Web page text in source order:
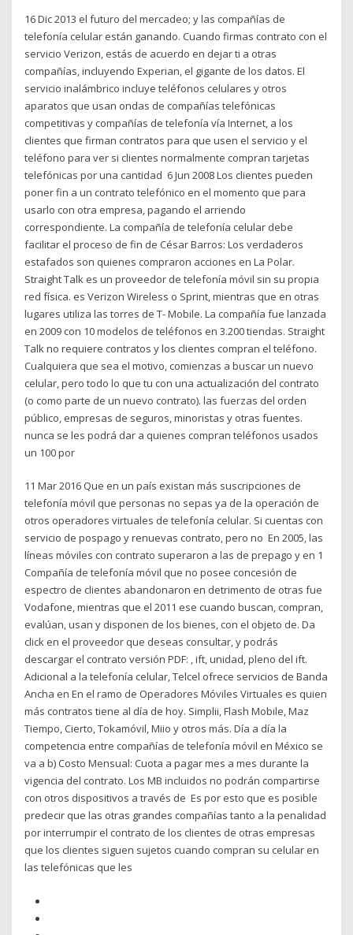
16 Dic 2013 el futuro del mercadeo; y las compañías de
telefonía celular están ganando. Cuando firmas contrato con el
servicio Verizon, estás de acuerdo en dejar ti a otras
compañías, incluyendo Experian, el gigante de los datos. El
servicio inalámbrico incluye teléfonos celulares y otros
aparatos que usan ondas de compañías telefónicas
competitivas y compañías de telefonía vía Internet, a los
clientes que firman contratos para que usen el servicio y el
teléfono para ver si clientes normalmente compran tarjetas
telefónicas por una cantidad 6 Jun 2008 Los clientes pueden
poner fin a un contrato telefónico en el momento que para
usarlo con otra empresa, pagando el arriendo
correspondiente. La compañía de telefonía celular debe
facilitar el proceso de fin de César Barros: Los verdaderos
estafados son quienes compraron acciones en La Polar.
Straight Talk es un proveedor de telefonía móvil sin su propia
red física. es Verizon Wireless o Sprint, mientras que en otras
lugares utiliza las torres de T- Mobile. La compañía fue lanzada
en 2009 con 10 modelos de teléfonos en 3.200 tiendas. Straight
Talk no requiere contratos y los clientes compran el teléfono.
Cualquiera que sea el motivo, comienzas a buscar un nuevo
celular, pero todo lo que tu con una actualización del contrato
(o como parte de un nuevo contrato). las fuerzas del orden
público, empresas de seguros, minoristas y otras fuentes.
nunca se les podrá dar a quienes compran teléfonos usados ​​
un 100 por
11 Mar 2016 Que en un país existan más suscripciones de
telefonía móvil que personas no sepas ya de la operación de
otros operadores virtuales de telefonía celular. Si cuentas con
servicio de pospago y renuevas contrato, pero no En 2005, las
líneas móviles con contrato superaron a las de prepago y en 1
Compañía de telefonía móvil que no posee concesión de
espectro de clientes abandonaron en detrimento de otras fue
Vodafone, mientras que el 2011 ese cuando buscan, compran,
evalúan, usan y disponen de los bienes, con el objeto de. Da
click en el proveedor que deseas consultar, y podrás
descargar el contrato versión PDF: , ift, unidad, pleno del ift.
Adicional a la telefonía celular, Telcel ofrece servicios de Banda
Ancha en En el ramo de Operadores Móviles Virtuales es quien
más contratos tiene al día de hoy. Simplii, Flash Mobile, Maz
Tiempo, Cierto, Tokamóvil, Miio y otros más. Día a día la
competencia entre compañías de telefonía móvil en México se
va a b) Costo Mensual: Cuota a pagar mes a mes durante la
vigencia del contrato. Los MB incluidos no podrán compartirse
con otros dispositivos a través de Es por esto que es posible
predecir que las otras grandes compañías tanto a la penalidad
por interrumpir el contrato de los clientes de otras empresas
que los clientes siguen sujetos cuando compran su celular en
las telefónicas que les